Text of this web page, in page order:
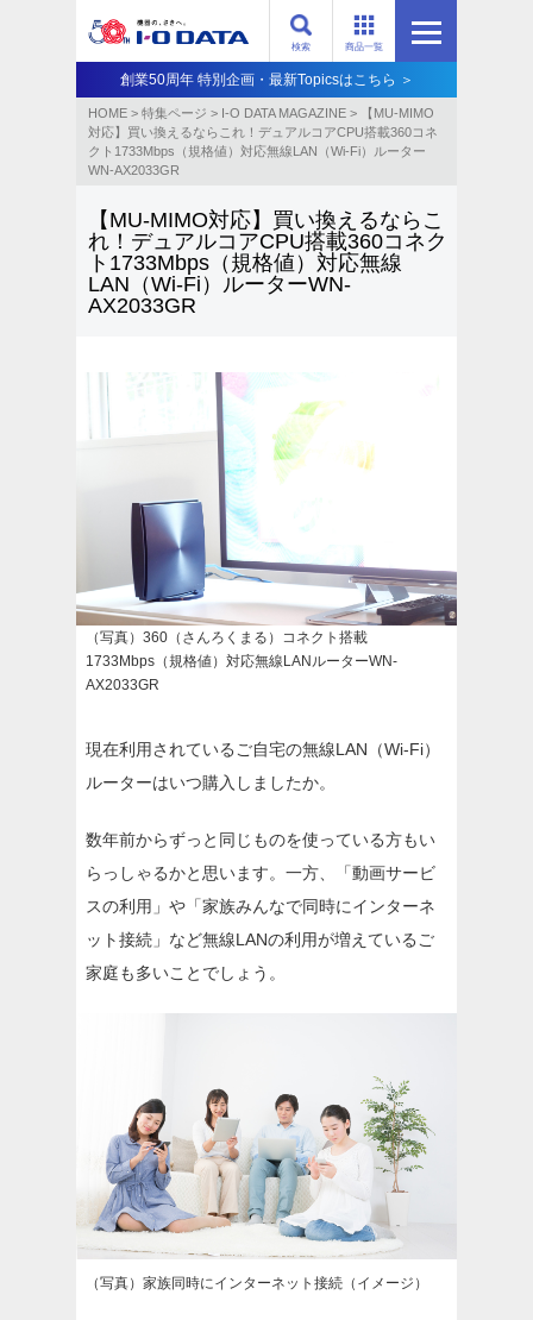
商品一覧
検索
創業50周年 特別企画・最新Topicsはこちら ＞
HOME > 特集ページ > I-O DATA MAGAZINE >
【MU-MIMO
対応】買い換えるならこれ！デュアルコアCPU搭載360コネ
クト1733Mbps（規格値）対応無線LAN（Wi-Fi）ルーター
WN-AX2033GR
【MU-MIMO対応】買い換えるならこ
れ！デュアルコアCPU搭載360コネク
ト1733Mbps（規格値）対応無線
LAN（Wi-Fi）ルーターWN-
AX2033GR
（写真）360（さんろくまる）コネクト搭載
1733Mbps（規格値）対応無線LANルーターWN-
AX2033GR
現在利用されているご自宅の無線LAN（Wi-Fi）
ルーターはいつ購入しましたか。
数年前からずっと同じものを使っている方もい
らっしゃるかと思います。一方、「動画サービ
スの利用」や「家族みんなで同時にインターネ
ット接続」など無線LANの利用が増えているご
家庭も多いことでしょう。
（写真）家族同時にインターネット接続（イメージ）